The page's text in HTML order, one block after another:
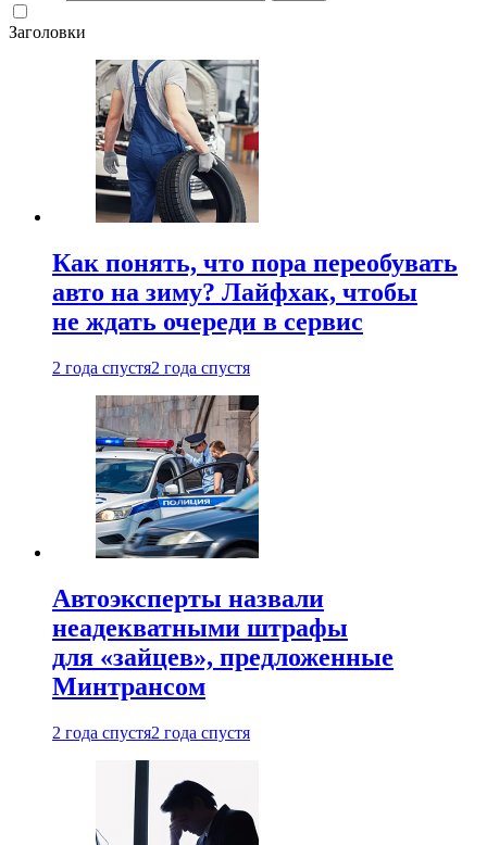
Заголовки
Как понять, что пора переобувать
авто на зиму? Лайфхак, чтобы
не ждать очереди в сервис
2 года спустя2 года спустя
Автоэксперты назвали
неадекватными штрафы
для «зайцев», предложенные
Минтрансом
2 года спустя2 года спустя